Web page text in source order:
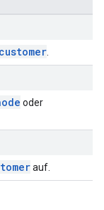
customer
oder
auf.